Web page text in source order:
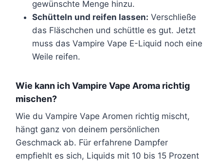
gewünschte Menge hinzu.
Schütteln und reifen lassen: Verschließe
das Fläschchen und schüttle es gut. Jetzt
muss das Vampire Vape E-Liquid noch eine
Weile reifen.
Wie kann ich Vampire Vape Aroma richtig
mischen?
Wie du Vampire Vape Aromen richtig mischt,
hängt ganz von deinem persönlichen
Geschmack ab. Für erfahrene Dampfer
empfiehlt es sich, Liquids mit 10 bis 15 Prozent